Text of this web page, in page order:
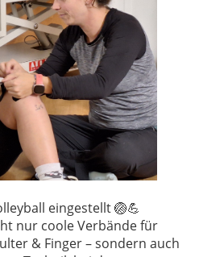
eingestellt 🏐💪
nur coole Verbände für
& Finger – sondern auch